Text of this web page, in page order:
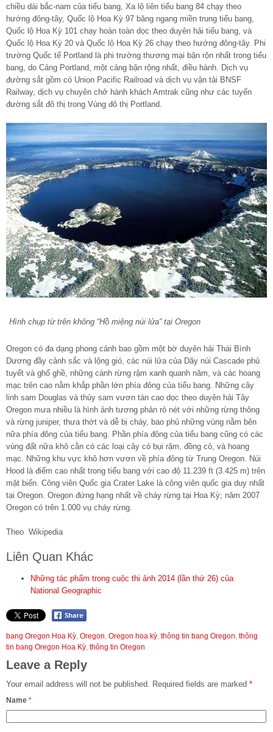
chiều dài bắc-nam của tiểu bang, Xa lộ liên tiểu bang 84 chạy theo
hướng đông-tây, Quốc lộ Hoa Kỳ 97 băng ngang miền trung tiểu bang,
Quốc lộ Hoa Kỳ 101 chạy hoàn toàn dọc theo duyên hải tiểu bang, và
Quốc lộ Hoa Kỳ 20 và Quốc lộ Hoa Kỳ 26 chạy theo hướng đông-tây. Phi
trường Quốc tế Portland là phi trường thương mại bận rộn nhất trong tiểu
bang, do Cảng Portland, một cảng bận rộng nhất, điều hành. Dịch vụ
đường sắt gồm có Union Pacific Railroad và dịch vụ vận tải BNSF
Railway, dịch vụ chuyên chở hành khách Amtrak cũng như các tuyến
đường sắt đô thị trong Vùng đô thị Portland.
Hình chụp từ trên không “Hồ miệng núi lửa” tại Oregon
Oregon có đa dạng phong cảnh bao gồm một bờ duyên hải Thái Bình
Dương đầy cảnh sắc và lộng gió, các núi lửa của Dãy núi Cascade phủ
tuyết và ghổ ghề, những cánh rừng rậm xanh quanh năm, và các hoang
mạc trên cao nằm khắp phần lớn phía đông của tiểu bang. Những cây
linh sam Douglas và thủy sam vươn tàn cao dọc theo duyên hải Tây
Oregon mưa nhiều là hình ảnh tương phản rỏ nét với những rừng thông
và rừng juniper, thưa thớt và dễ bị cháy, bao phủ những vùng nằm bên
nữa phía đông của tiểu bang. Phần phía đông của tiểu bang cũng có các
vùng đất nữa khô cằn có các loại cây cỏ bụi rặm, đồng cỏ, và hoang
mạc. Những khu vực khô hơn vươn về phía đông từ Trung Oregon. Núi
Hood là điểm cao nhất trong tiểu bang với cao độ 11.239 ft (3.425 m) trên
mặt biển. Công viên Quốc gia Crater Lake là công viên quốc gia duy nhất
tại Oregon. Oregon đứng hạng nhất về cháy rừng tại Hoa Kỳ; năm 2007
Oregon có trên 1.000 vụ cháy rừng.
Theo Wikipedia
Liên Quan Khác
Những tác phẩm trong cuộc thi ảnh 2014 (lần thứ 26) của
National Geographic
bang Oregon Hoa Kỳ, Oregon, Oregon hoa kỳ, thông tin bang Oregon, thông
tin bang Oregon Hoa Kỳ, thông tin Oregon
Leave a Reply
Your email address will not be published. Required fields are marked *
Name *